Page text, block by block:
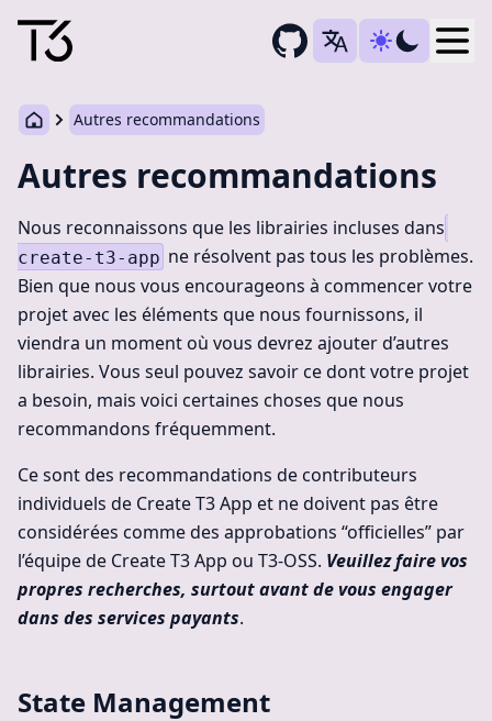
Autres recommandations
Autres recommandations
Nous reconnaissons que les librairies incluses dans
create-t3-app ne résolvent pas tous les problèmes.
Bien que nous vous encourageons à commencer votre
projet avec les éléments que nous fournissons, il
viendra un moment où vous devrez ajouter d’autres
librairies. Vous seul pouvez savoir ce dont votre projet
a besoin, mais voici certaines choses que nous
recommandons fréquemment.
Ce sont des recommandations de contributeurs
individuels de Create T3 App et ne doivent pas être
considérées comme des approbations “officielles” par
l’équipe de Create T3 App ou T3-OSS. Veuillez faire vos
propres recherches, surtout avant de vous engager
dans des services payants.
State Management